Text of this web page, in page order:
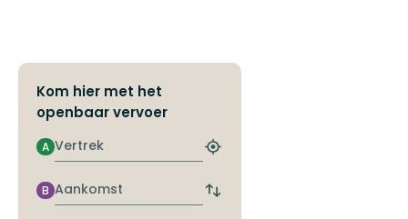
Kom hier met het
openbaar vervoer
Vertrek
A
Zoek
dichtstbijzijnde
halte
Aankomst
B
Wissel